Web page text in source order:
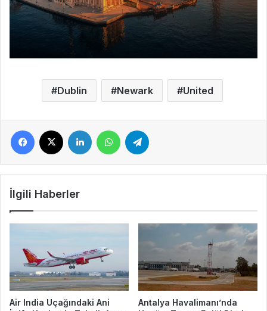
Dublin Newark United
Facebook LinkedIn WhatsApp
İlgili Haberler
Air India Uçağındaki Ani
Antalya Havalimanı’nda